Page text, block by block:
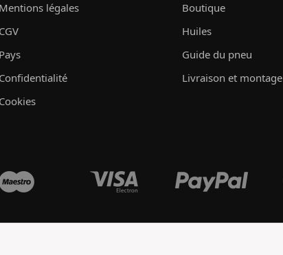
Mentions légales
CGV
Pays
Confidentialité
Cookies
Boutique
Huiles
Guide du pneu
Livraison et montage